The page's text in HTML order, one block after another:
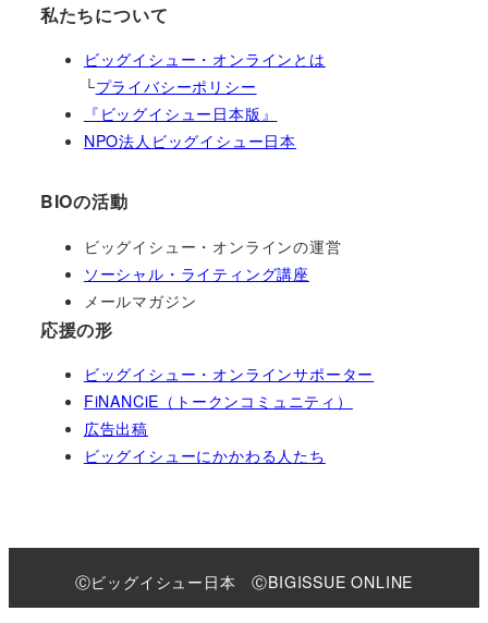
私たちについて
ビッグイシュー・オンラインとは
└プライバシーポリシー
『ビッグイシュー日本版』
NPO法人ビッグイシュー日本
BIOの活動
ビッグイシュー・オンラインの運営
ソーシャル・ライティング講座
メールマガジン
応援の形
ビッグイシュー・オンラインサポーター
FiNANCiE（トークンコミュニティ）
広告出稿
ビッグイシューにかかわる人たち
Ⓒビッグイシュー日本 ⒸBIGISSUE ONLINE